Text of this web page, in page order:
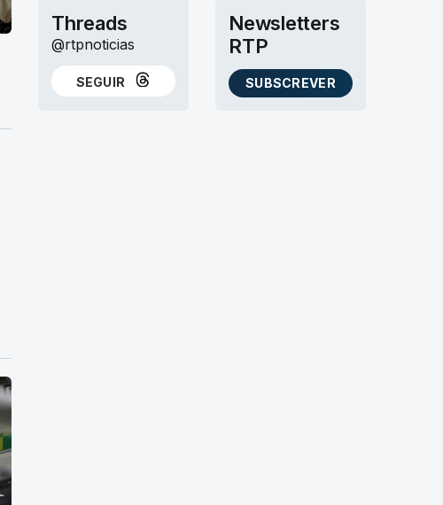
Threads
@rtpnoticias
SEGUIR
NO THREADS
Newsletters
RTP
SUBSCREVER
AS NEWSLETTERS RTP